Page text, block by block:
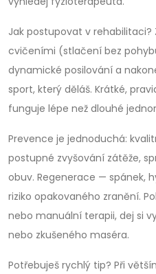
Jak postupovat v
cvičeními (stlačení bez
dynamické posilování a
sport, který děláš. Krátké,
funguje lépe než dlouhé
Prevence je jednoduchá:
postupné zvyšování zátěže,
obuv. Regenerace — spánek,
riziko opakovaného zranění.
nebo manuální terapii, dej si
nebo zkušeného maséra.
Potřebuješ rychlý tip? Při